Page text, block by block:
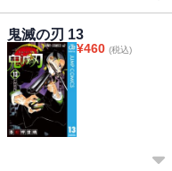
鬼滅の刃 13
¥460 (税込)